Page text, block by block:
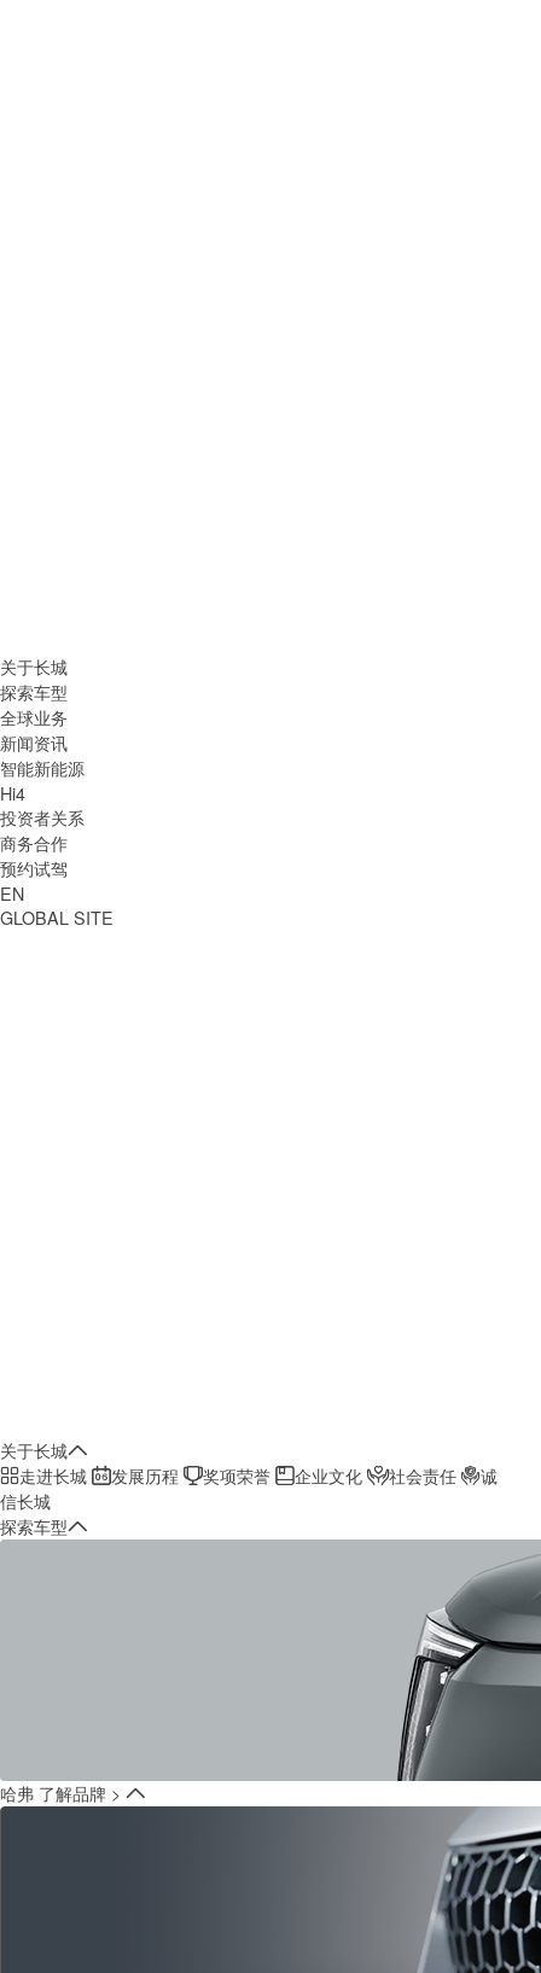
关于长城
探索车型
全球业务
新闻资讯
智能新能源
Hi4
投资者关系
商务合作
预约试驾
EN
GLOBAL SITE
关于长城
走进长城
发展历程 奖项荣誉 企业文化 社会责任
诚
信长城
探索车型
哈弗 了解品牌 >